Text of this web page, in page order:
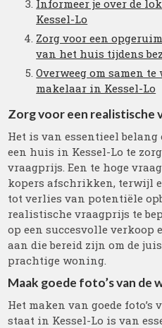
Informeer je over de
Kessel-Lo
Zorg voor een
van het huis tijdens
Overweeg om samen
makelaar in Kessel-Lo
Zorg voor een realistische
Het is van essentieel
een huis in Kessel-Lo te
vraagprijs. Een te hoge
kopers afschrikken, terwijl
tot verlies van potentiële
realistische vraagprijs te
op een succesvolle verkoop
aan die bereid zijn om de
prachtige woning.
Maak goede foto’s van de
Het maken van goede
staat in Kessel-Lo is van